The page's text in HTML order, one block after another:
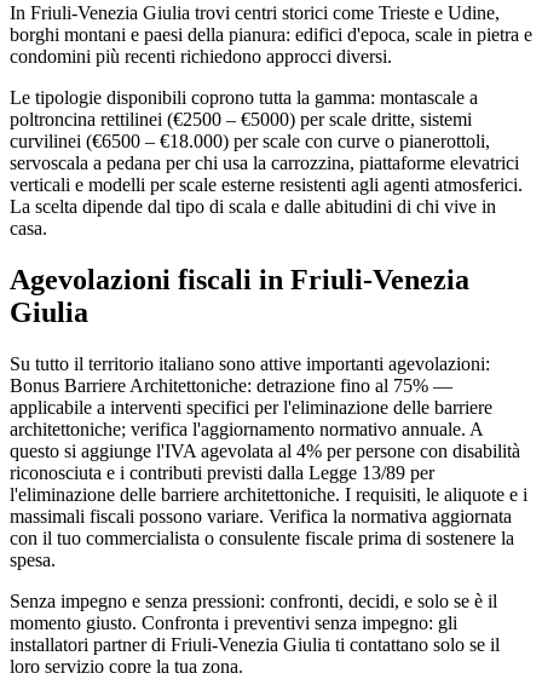
In Friuli-Venezia Giulia trovi centri storici come Trieste e Udine,
borghi montani e paesi della pianura: edifici d'epoca, scale in pietra e
condomini più recenti richiedono approcci diversi.
Le tipologie disponibili coprono tutta la gamma: montascale a
poltroncina rettilinei (€2500 – €5000) per scale dritte, sistemi
curvilinei (€6500 – €18.000) per scale con curve o pianerottoli,
servoscala a pedana per chi usa la carrozzina, piattaforme elevatrici
verticali e modelli per scale esterne resistenti agli agenti atmosferici.
La scelta dipende dal tipo di scala e dalle abitudini di chi vive in
casa.
Agevolazioni fiscali in Friuli-Venezia
Giulia
Su tutto il territorio italiano sono attive importanti agevolazioni:
Bonus Barriere Architettoniche: detrazione fino al 75% —
applicabile a interventi specifici per l'eliminazione delle barriere
architettoniche; verifica l'aggiornamento normativo annuale. A
questo si aggiunge l'IVA agevolata al 4% per persone con disabilità
riconosciuta e i contributi previsti dalla Legge 13/89 per
l'eliminazione delle barriere architettoniche. I requisiti, le aliquote e i
massimali fiscali possono variare. Verifica la normativa aggiornata
con il tuo commercialista o consulente fiscale prima di sostenere la
spesa.
Senza impegno e senza pressioni: confronti, decidi, e solo se è il
momento giusto. Confronta i preventivi senza impegno: gli
installatori partner di Friuli-Venezia Giulia ti contattano solo se il
loro servizio copre la tua zona.